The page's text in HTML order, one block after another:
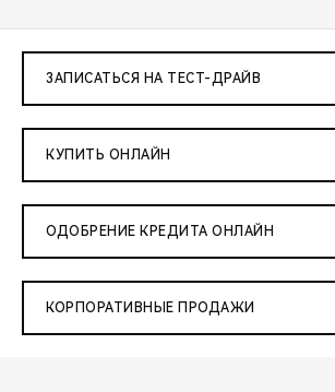
ЗАПИСАТЬСЯ НА ТЕСТ-ДРАЙВ
КУПИТЬ ОНЛАЙН
ОДОБРЕНИЕ КРЕДИТА ОНЛАЙН
КОРПОРАТИВНЫЕ ПРОДАЖИ